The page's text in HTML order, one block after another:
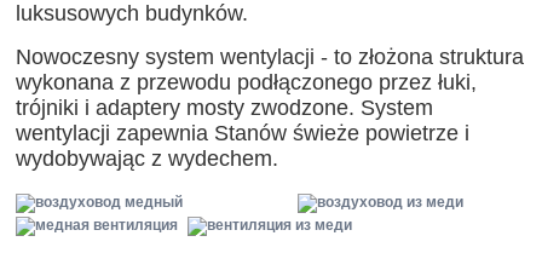
luksusowych budynków.
Nowoczesny system wentylacji - to złożona struktura
wykonana z przewodu podłączonego przez łuki,
trójniki i adaptery mosty zwodzone. System
wentylacji zapewnia Stanów świeże powietrze i
wydobywając z wydechem.